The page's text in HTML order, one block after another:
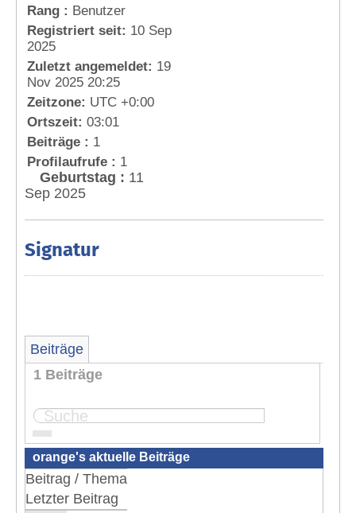
Rang : Benutzer
Registriert seit: 10 Sep
2025
Zuletzt angemeldet: 19
Nov 2025 20:25
Zeitzone: UTC +0:00
Ortszeit: 03:01
Beiträge : 1
Profilaufrufe : 1
Geburtstag : 11
Sep 2025
Signatur
Beiträge
1 Beiträge
Seite:
orange's aktuelle Beiträge
Beitrag / Thema
Letzter Beitrag